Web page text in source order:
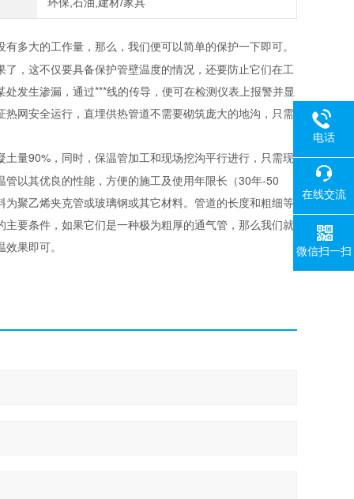
多大的工作量，那么，我们便可以简单的保护一下即可。
，这不仅要具备保护管壁温度的情况，还要防止它们在工
发生渗漏，通过***线的传导，便可在检测仪表上报警并显
网安全运行，直埋供热管道不需要砌筑庞大的地沟，只需
量90%，同时，保温管加工和现场挖沟平行进行，只需现
以其优良的性能，方便的施工及使用年限长（30年-50
聚乙烯夹克管或玻璃钢或其它材料。管道的长度和粗细等
要条件，如果它们是一种极为粗厚的通气管，那么我们就
果即可。
电话
在线交流
微信扫一扫